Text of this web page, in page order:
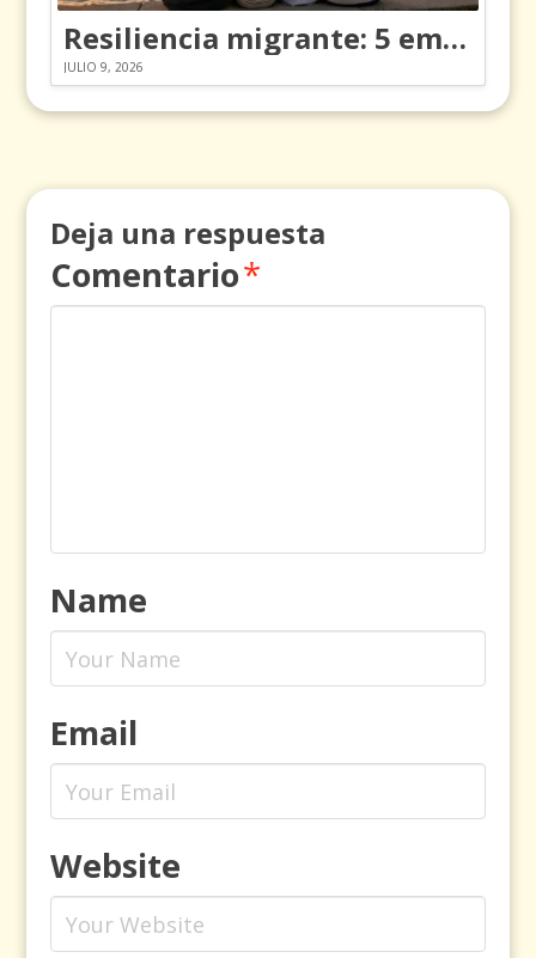
Resiliencia migrante: 5 emociones y cómo gestionarlas
JULIO 9, 2026
Deja una respuesta
Comentario*
Name
Email
Website